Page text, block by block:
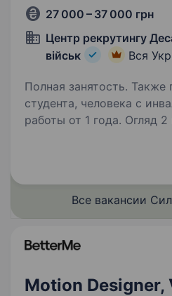
27 000 – 37 000 грн
Центр рекрутингу
військ
Вся
Полная занятость. Также
студента, человека с
работы от 1 года. Огляд 2 центр рекрутингу —
складається з
пройшли службу в різних…
Все вакансии Сил
Motion Designer,